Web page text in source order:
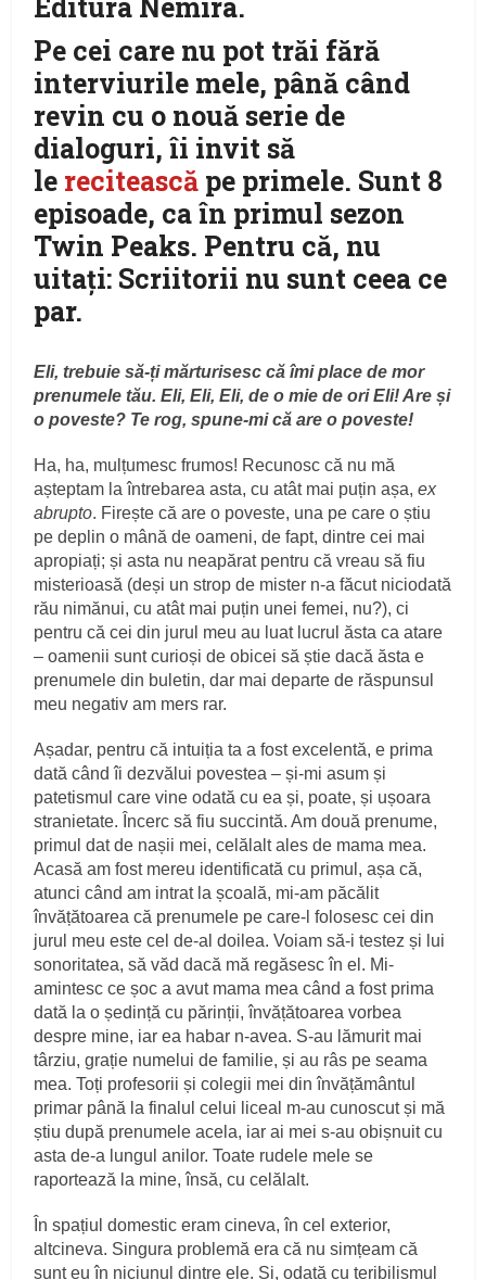
Pe cei care nu pot trăi fără
interviurile mele, până când
revin cu o nouă serie de
dialoguri, îi invit să
le recitească pe primele. Sunt 8
episoade, ca în primul sezon
Twin Peaks. Pentru că, nu
uitați: Scriitorii nu sunt ceea ce
par.
Eli, trebuie să-ți mărturisesc că îmi place de mor
prenumele tău. Eli, Eli, Eli, de o mie de ori Eli! Are și
o poveste? Te rog, spune-mi că are o poveste!
Ha, ha, mulțumesc frumos! Recunosc că nu mă
așteptam la întrebarea asta, cu atât mai puțin așa,ex
abrupto. Firește că are o poveste, una pe care o știu
pe deplin o mână de oameni, de fapt, dintre cei mai
apropiați; și asta nu neapărat pentru că vreau să fiu
misterioasă (deși un strop de mister n-a făcut niciodată
rău nimănui, cu atât mai puțin unei femei, nu?), ci
pentru că cei din jurul meu au luat lucrul ăsta ca atare
– oamenii sunt curioși de obicei să știe dacă ăsta e
prenumele din buletin, dar mai departe de răspunsul
meu negativ am mers rar.
Așadar, pentru că intuiția ta a fost excelentă, e prima
dată când îi dezvălui povestea – și-mi asum și
patetismul care vine odată cu ea și, poate, și ușoara
stranietate. Încerc să fiu succintă. Am două prenume,
primul dat de nașii mei, celălalt ales de mama mea.
Acasă am fost mereu identificată cu primul, așa că,
atunci când am intrat la școală, mi-am păcălit
învățătoarea că prenumele pe care-l folosesc cei din
jurul meu este cel de-al doilea. Voiam să-i testez și lui
sonoritatea, să văd dacă mă regăsesc în el. Mi-
amintesc ce șoc a avut mama mea când a fost prima
dată la o ședință cu părinții, învățătoarea vorbea
despre mine, iar ea habar n-avea. S-au lămurit mai
târziu, grație numelui de familie, și au râs pe seama
mea. Toți profesorii și colegii mei din învățământul
primar până la finalul celui liceal m-au cunoscut și mă
știu după prenumele acela, iar ai mei s-au obișnuit cu
asta de-a lungul anilor. Toate rudele mele se
raportează la mine, însă, cu celălalt.
În spațiul domestic eram cineva, în cel exterior,
altcineva. Singura problemă era că nu simțeam că
sunt eu în niciunul dintre ele. Și, odată cu teribilismul